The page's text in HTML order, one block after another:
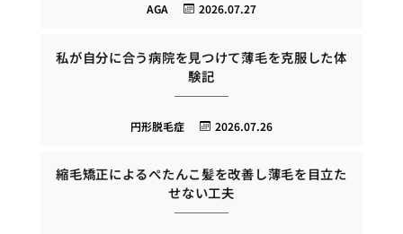
2026.07.27
AGA
私が自分に合う病院を見つけて薄毛を克服した体
験記
2026.07.26
円形脱毛症
縮毛矯正によるぺたんこ髪を改善し薄毛を目立た
せない工夫